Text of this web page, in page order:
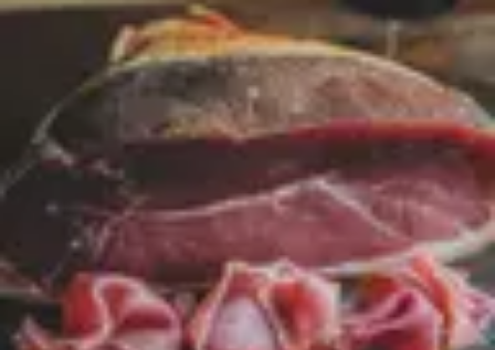
Guide du Fromage
Dégustation et TechniquesAccords et AssociationsAccords et
Guide PratiqueRecettes
Guide du Fromage